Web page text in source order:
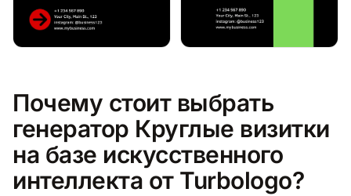
Почему стоит выбрать
генератор Круглые визитки
на базе искусственного
интеллекта от Turbologo?